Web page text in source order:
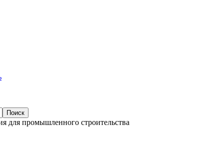
для промышленного строительства